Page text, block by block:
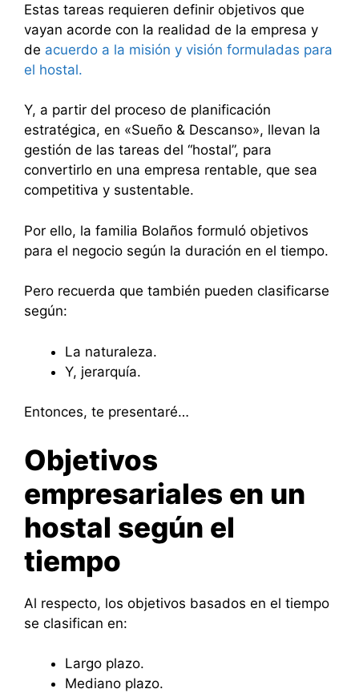
Estas tareas requieren definir objetivos que
vayan acorde con la realidad de la empresa y
de acuerdo a la misión y visión formuladas para
el hostal.
Y, a partir del proceso de planificación
estratégica, en «Sueño & Descanso», llevan la
gestión de las tareas del “hostal”, para
convertirlo en una empresa rentable, que sea
competitiva y sustentable.
Por ello, la familia Bolaños formuló objetivos
para el negocio según la duración en el tiempo.
Pero recuerda que también pueden clasificarse
según:
La naturaleza.
Y, jerarquía.
Entonces, te presentaré…
Objetivos
empresariales en un
hostal según el
tiempo
Al respecto, los objetivos basados en el tiempo
se clasifican en:
Largo plazo.
Mediano plazo.